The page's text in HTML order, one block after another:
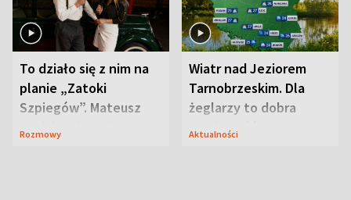
To działo się z nim na
planie „Zatoki
Szpiegów”. Mateusz
Janicki odsłonił
Rozmowy
Wiatr nad Jeziorem
Tarnobrzeskim. Dla
żeglarzy to dobra
wiadomość
Aktualności